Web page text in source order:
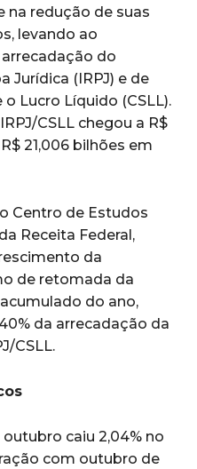
na redução de suas
levando ao
arrecadação do
Jurídica (IRPJ) e de
Lucro Líquido (CSLL).
CSLL chegou a R$
21,006 bilhões em
Centro de Estudos
Receita Federal,
da
de retomada da
do ano,
da arrecadação da
CSLL.
caiu 2,04% no
com outubro de